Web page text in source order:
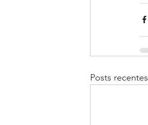
Posts recentes